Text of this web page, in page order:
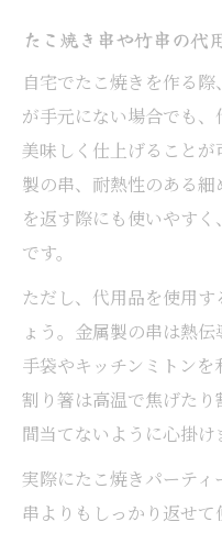
たこ焼き串や竹串の代
自宅でたこ焼きを作る
が手元にない場合でも
美味しく仕上げること
製の串、耐熱性のある
を返す際にも使いやす
です。
ただし、代用品を使用
ょう。金属製の串は熱
手袋やキッチンミトンを
割り箸は高温で焦げた
間当てないように心掛け
実際にたこ焼きパーテ
串よりもしっかり返せ